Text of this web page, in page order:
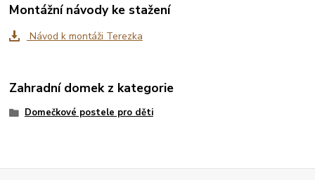
Montážní návody ke stažení
Návod k montáži Terezka
Zahradní domek z kategorie
Domečkové postele pro děti